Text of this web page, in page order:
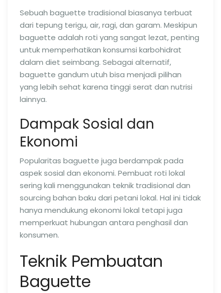
Sebuah baguette tradisional biasanya terbuat
dari tepung terigu, air, ragi, dan garam. Meskipun
baguette adalah roti yang sangat lezat, penting
untuk memperhatikan konsumsi karbohidrat
dalam diet seimbang. Sebagai alternatif,
baguette gandum utuh bisa menjadi pilihan
yang lebih sehat karena tinggi serat dan nutrisi
lainnya.
Dampak Sosial dan
Ekonomi
Popularitas baguette juga berdampak pada
aspek sosial dan ekonomi. Pembuat roti lokal
sering kali menggunakan teknik tradisional dan
sourcing bahan baku dari petani lokal. Hal ini tidak
hanya mendukung ekonomi lokal tetapi juga
memperkuat hubungan antara penghasil dan
konsumen.
Teknik Pembuatan
Baguette